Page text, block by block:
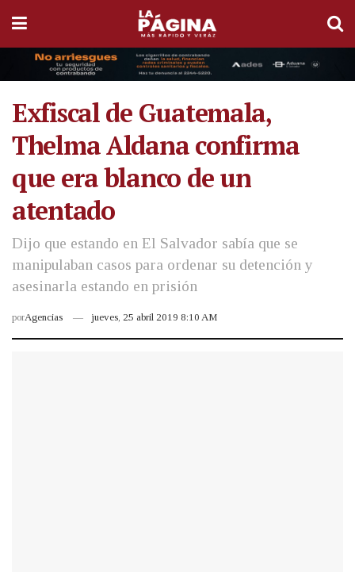
Exfiscal de Guatemala,
Thelma Aldana confirma
que era blanco de un
atentado
Dijo que estando en El Salvador sabía que se
manipulaban casos para ordenar su detención y
asesinarla estando en prisión
porAgencias jueves, 25 abril 2019 8:10 AM